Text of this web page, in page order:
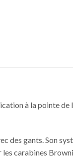
à la pointe de
des gants. Son
les carabines